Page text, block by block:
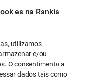
na Rankia
utilizamos
e/ou
O consentimento a
dados tais como
Diana Costa